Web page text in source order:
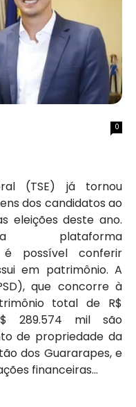
0
(TSE) já tornou
dos candidatos ao
eleições deste ano.
é possível conferir
em patrimônio. A
que concorre à
total de R$
289.574 mil são
de propriedade da
dos Guararapes, e
financeiras...